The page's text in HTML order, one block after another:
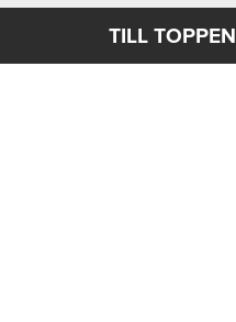
TILL TOPPEN